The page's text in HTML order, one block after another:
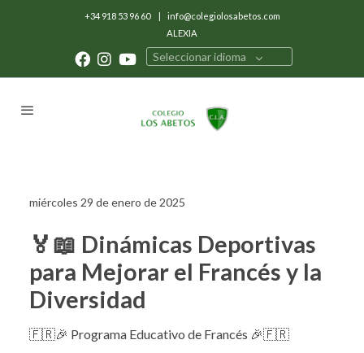
+34 918 53 96 60 |
info@colegiolosabetos.com
ALEXIA
Seleccionar idioma
miércoles 29 de enero de 2025
🏅📖 Dinámicas Deportivas
para Mejorar el Francés y la
Diversidad
🇫🇷🎉 Programa Educativo de Francés 🎉🇫🇷